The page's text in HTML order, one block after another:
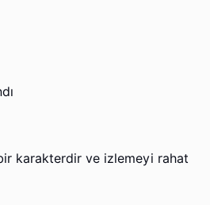
karakterdir ve izlemeyi rahat